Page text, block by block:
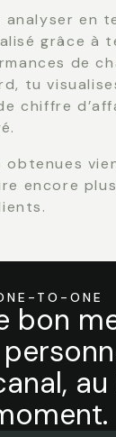
analyser en
grâce à
de
tu
chiffre
obtenues
encore
TO-ONE
bon